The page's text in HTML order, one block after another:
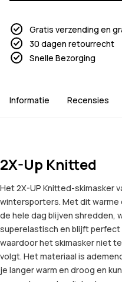
Gratis verzending en
30 dagen retourrecht
Snelle Bezorging
Informatie Recensies
2X-Up Knitted
Het 2X-UP Knitted-skimasker
wintersporters. Met dit
de hele dag blijven shredden,
superelastisch en blijft perfect
waardoor het skimasker niet
volgt. Het materiaal is
je langer warm en droog en